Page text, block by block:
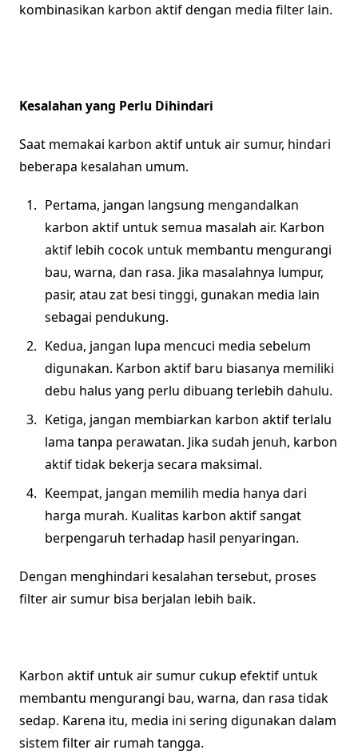
kombinasikan karbon aktif dengan media filter lain.
Kesalahan yang Perlu Dihindari
Saat memakai karbon aktif untuk air sumur, hindari
beberapa kesalahan umum.
Pertama, jangan langsung mengandalkan
karbon aktif untuk semua masalah air. Karbon
aktif lebih cocok untuk membantu mengurangi
bau, warna, dan rasa. Jika masalahnya lumpur,
pasir, atau zat besi tinggi, gunakan media lain
sebagai pendukung.
Kedua, jangan lupa mencuci media sebelum
digunakan. Karbon aktif baru biasanya memiliki
debu halus yang perlu dibuang terlebih dahulu.
Ketiga, jangan membiarkan karbon aktif terlalu
lama tanpa perawatan. Jika sudah jenuh, karbon
aktif tidak bekerja secara maksimal.
Keempat, jangan memilih media hanya dari
harga murah. Kualitas karbon aktif sangat
berpengaruh terhadap hasil penyaringan.
Dengan menghindari kesalahan tersebut, proses
filter air sumur bisa berjalan lebih baik.
Karbon aktif untuk air sumur cukup efektif untuk
membantu mengurangi bau, warna, dan rasa tidak
sedap. Karena itu, media ini sering digunakan dalam
sistem filter air rumah tangga.